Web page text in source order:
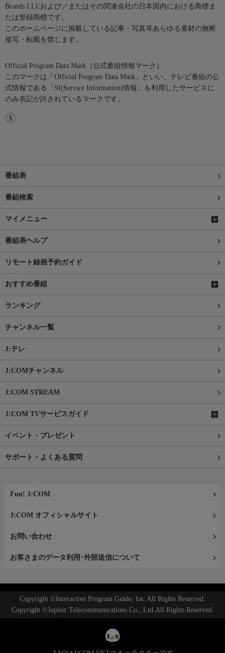
Brands LLCおよび／またはその関連会社の日本国内における商標ま
たは登録商標です。
このホームページに掲載している記事・写真等あらゆる素材の無断
複写・転載を禁じます。
Official Program Data Mark（公式番組情報マーク）
このマークは「Official Program Data Mark」といい、テレビ番組の公
式情報である「SI(Service Information)情報」を利用したサービスに
のみ表記が許されているマークです。
番組表
番組検索
マイメニュー
番組表ヘルプ
リモート録画予約ガイド
おすすめ番組
ランキング
チャンネル一覧
J:テレ
J:COMチャンネル
J:COM STREAM
J:COM TVサービスガイド
イベント・プレゼント
サポート・よくある質問
Fun! J:COM
J:COM オフィシャルサイト
お問い合わせ
お客さまのデータ利用･外部送信について
Copyright ©Interactive Program Guide, Inc.All Rights Reserved.
Copyright ©Jupiter Telecommunications Co., Ltd.All Rights Reserved.